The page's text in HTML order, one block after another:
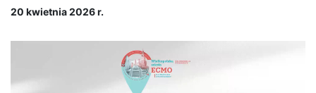
20 kwietnia 2026 r.